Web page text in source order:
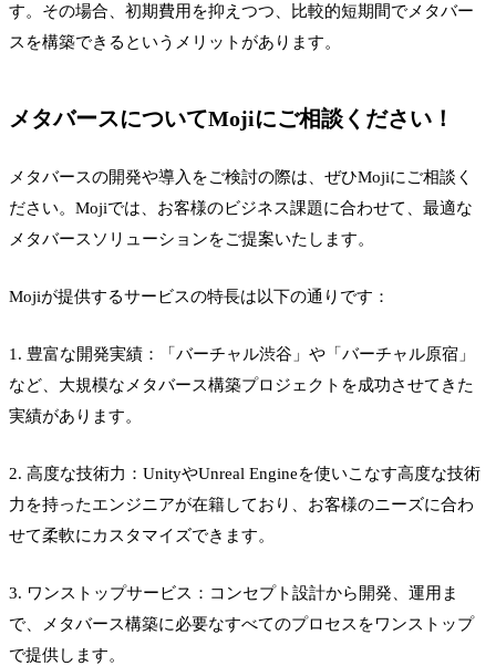
す。その場合、初期費用を抑えつつ、比較的短期間でメタバー
スを構築できるというメリットがあります。
メタバースについてMojiにご相談ください！
メタバースの開発や導入をご検討の際は、ぜひMojiにご相談く
ださい。Mojiでは、お客様のビジネス課題に合わせて、最適な
メタバースソリューションをご提案いたします。
Mojiが提供するサービスの特長は以下の通りです：
1. 豊富な開発実績：「バーチャル渋谷」や「バーチャル原宿」
など、大規模なメタバース構築プロジェクトを成功させてきた
実績があります。
2. 高度な技術力：UnityやUnreal Engineを使いこなす高度な技術
力を持ったエンジニアが在籍しており、お客様のニーズに合わ
せて柔軟にカスタマイズできます。
3. ワンストップサービス：コンセプト設計から開発、運用ま
で、メタバース構築に必要なすべてのプロセスをワンストップ
で提供します。